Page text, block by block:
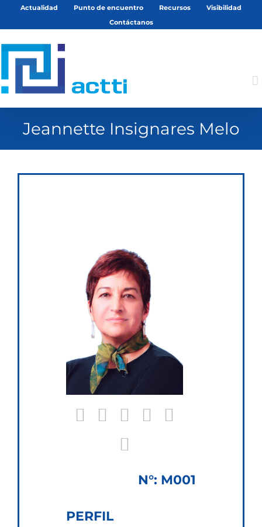
SaltarActualidad Punto de encuentro Recursos
Visibilidad
Contáctanos
Jeannette Insignares Melo
N°: M001
PERFIL